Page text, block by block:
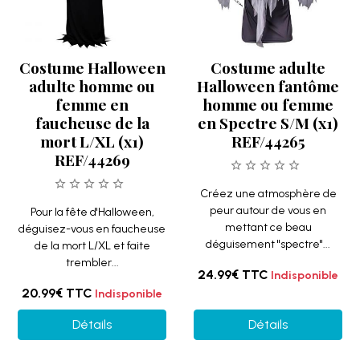
Costume Halloween
adulte homme ou
femme en
faucheuse de la
mort L/XL (x1)
REF/44269
Pour la fête d'Halloween,
déguisez-vous en faucheuse
de la mort L/XL et faite
trembler...
20.99€ TTC Indisponible
Détails
Costume adulte
Halloween fantôme
homme ou femme
en Spectre S/M (x1)
REF/44265
Créez une atmosphère de
peur autour de vous en
mettant ce beau
déguisement "spectre"...
24.99€ TTC Indisponible
Détails